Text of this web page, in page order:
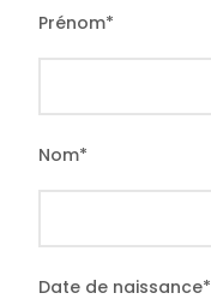
Prénom*
Nom*
Date de naissance*